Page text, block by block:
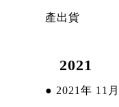
產出貨
2021
● 2021 年 11 月